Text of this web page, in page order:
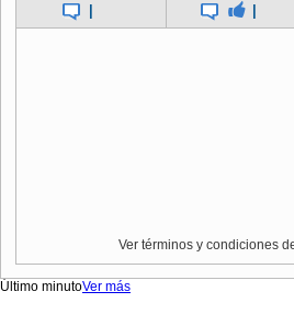
| |
Ver términos y condiciones
Último minutoVer más